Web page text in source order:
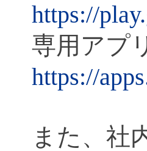
https://
専用アプ
https://
また、社